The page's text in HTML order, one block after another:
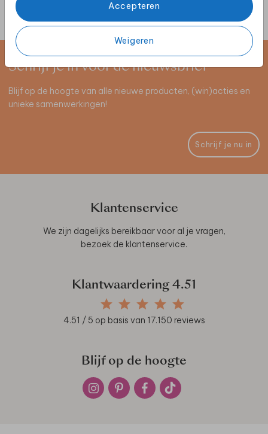
Accepteren
Weigeren
Schrijf je in voor de nieuwsbrief
Blijf op de hoogte van alle nieuwe producten, (win)acties en
unieke samenwerkingen!
Schrijf je nu in
Klantenservice
We zijn dagelijks bereikbaar voor al je vragen,
bezoek de klantenservice.
Klantwaardering 4.51
4.51 / 5 op basis van 17.150 reviews
Blijf op de hoogte